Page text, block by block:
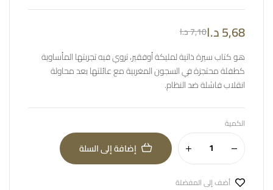
7,10د.ا 5,68د.ا
هو كتاب سيرة ذاتية لمليكة أوفقير، تروي فيه تجربتها المأساوية
كطفلة محتجزة في السجون المغربية مع عائلتها بعد محاولة
انقلاب فاشلة ضد النظام.
الكمية
إضافة إلى السلة
أضف إلى المفضلة